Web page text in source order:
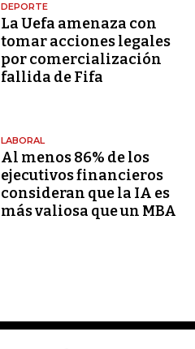
DEPORTE
La Uefa amenaza con
tomar acciones legales
por comercialización
fallida de Fifa
LABORAL
Al menos 86% de los
ejecutivos financieros
consideran que la IA es
más valiosa que un MBA